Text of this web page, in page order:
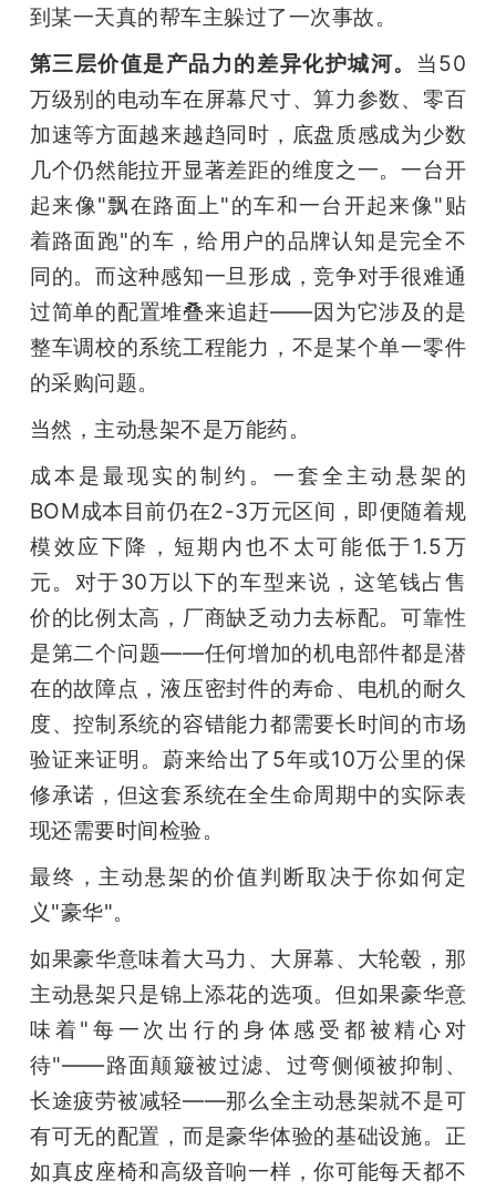
到某一天真的帮车主躲过了一次事故。
第三层价值是产品力的差异化护城河。 当50
万级别的电动车在屏幕尺寸、算力参数、零百
加速等方面越来越趋同时，底盘质感成为少数
几个仍然能拉开显著差距的维度之一。一台开
起来像"飘在路面上"的车和一台开起来像"贴
着路面跑"的车，给用户的品牌认知是完全不
同的。而这种感知一旦形成，竞争对手很难通
过简单的配置堆叠来追赶——因为它涉及的是
整车调校的系统工程能力，不是某个单一零件
的采购问题。
当然，主动悬架不是万能药。
成本是最现实的制约。一套全主动悬架的
BOM成本目前仍在2-3万元区间，即便随着规
模效应下降，短期内也不太可能低于1.5万
元。对于30万以下的车型来说，这笔钱占售
价的比例太高，厂商缺乏动力去标配。可靠性
是第二个问题——任何增加的机电部件都是潜
在的故障点，液压密封件的寿命、电机的耐久
度、控制系统的容错能力都需要长时间的市场
验证来证明。蔚来给出了5年或10万公里的保
修承诺，但这套系统在全生命周期中的实际表
现还需要时间检验。
最终，主动悬架的价值判断取决于你如何定
义"豪华"。
如果豪华意味着大马力、大屏幕、大轮毂，那
主动悬架只是锦上添花的选项。但如果豪华意
味着"每一次出行的身体感受都被精心对
待"——路面颠簸被过滤、过弯侧倾被抑制、
长途疲劳被减轻——那么全主动悬架就不是可
有可无的配置，而是豪华体验的基础设施。正
如真皮座椅和高级音响一样，你可能每天都不